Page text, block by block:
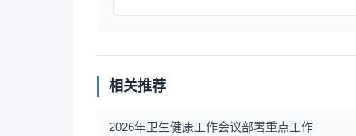
相关推荐
2026年卫生健康工作会议部署重点工作